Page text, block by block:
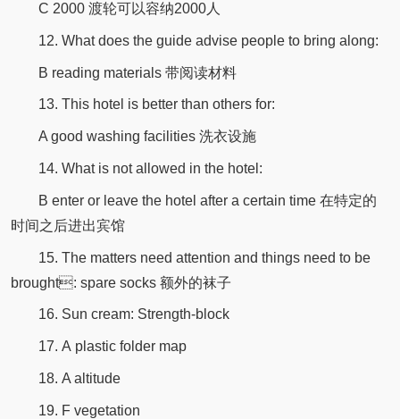
C 2000 渡轮可以容纳2000人
12. What does the guide advise people to bring along:
B reading materials 带阅读材料
13. This hotel is better than others for:
A good washing facilities 洗衣设施
14. What is not allowed in the hotel:
B enter or leave the hotel after a certain time 在特定的
时间之后进出宾馆
15. The matters need attention and things need to be
brought: spare socks 额外的袜子
16. Sun cream: Strength-block
17. A plastic folder map
18. A altitude
19. F vegetation